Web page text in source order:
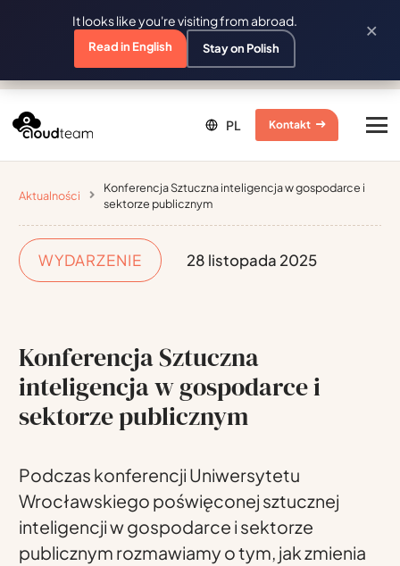
Kontakt
Aktualności
Konferencja Sztuczna inteligencja w gospodarce i
sektorze publicznym
WYDARZENIE 28 listopada 2025
Konferencja Sztuczna
inteligencja w gospodarce i
sektorze publicznym
Podczas konferencji Uniwersytetu
Wrocławskiego poświęconej sztucznej
inteligencji w gospodarce i sektorze
publicznym rozmawiamy o tym, jak zmienia
It looks like you're visiting from abroad.
Read in English Stay on Polish
×